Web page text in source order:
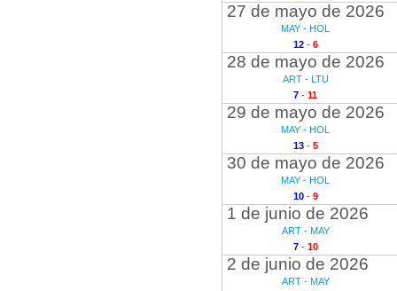
27 de mayo de 2026
MAY - HOL
12- 6
28 de mayo de 2026
ART - LTU
7 - 11
29 de mayo de 2026
MAY - HOL
13- 5
30 de mayo de 2026
MAY - HOL
10- 9
1 de junio de 2026
ART - MAY
7- 10
2 de junio de 2026
ART - MAY